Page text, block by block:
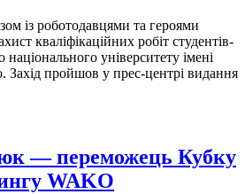
із роботодавцями та героями
кваліфікаційних робіт студентів-
національного університету імені
Захід пройшов у прес-центрі видання
— переможець Кубку
WAKO